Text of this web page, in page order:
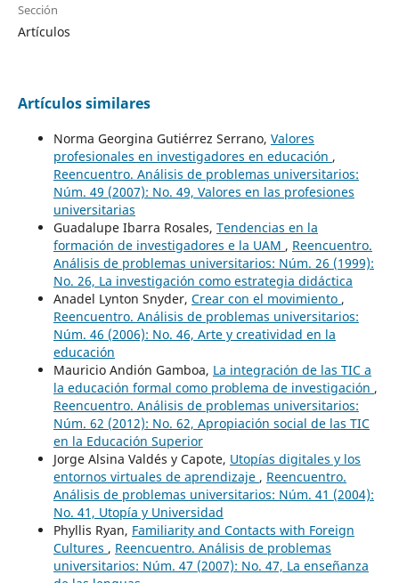
Sección
Artículos
Artículos similares
Norma Georgina Gutiérrez Serrano, Valores
profesionales en investigadores en educación ,
Reencuentro. Análisis de problemas universitarios:
Núm. 49 (2007): No. 49, Valores en las profesiones
universitarias
Guadalupe Ibarra Rosales, Tendencias en la
formación de investigadores e la UAM , Reencuentro.
Análisis de problemas universitarios: Núm. 26 (1999):
No. 26, La investigación como estrategia didáctica
Anadel Lynton Snyder, Crear con el movimiento ,
Reencuentro. Análisis de problemas universitarios:
Núm. 46 (2006): No. 46, Arte y creatividad en la
educación
Mauricio Andión Gamboa, La integración de las TIC a
la educación formal como problema de investigación ,
Reencuentro. Análisis de problemas universitarios:
Núm. 62 (2012): No. 62, Apropiación social de las TIC
en la Educación Superior
Jorge Alsina Valdés y Capote, Utopías digitales y los
entornos virtuales de aprendizaje , Reencuentro.
Análisis de problemas universitarios: Núm. 41 (2004):
No. 41, Utopía y Universidad
Phyllis Ryan, Familiarity and Contacts with Foreign
Cultures , Reencuentro. Análisis de problemas
universitarios: Núm. 47 (2007): No. 47, La enseñanza